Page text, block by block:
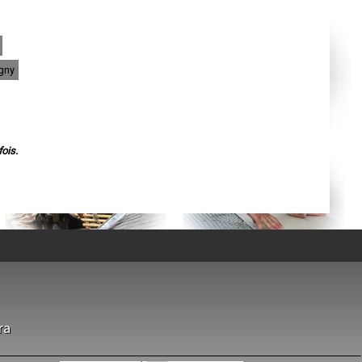
Tarbes
Perpignan